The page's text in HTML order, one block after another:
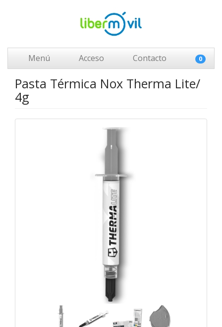
Menú Acceso Contacto 0
Pasta Térmica Nox Therma Lite/
4g